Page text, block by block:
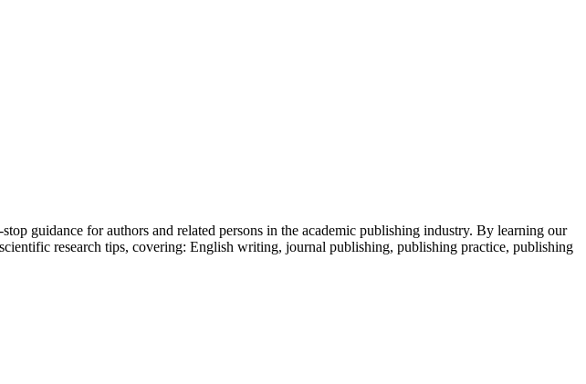
guidance for authors and related persons in the academic publishing industry. By learning our
research tips, covering: English writing, journal publishing, publishing practice, publishing